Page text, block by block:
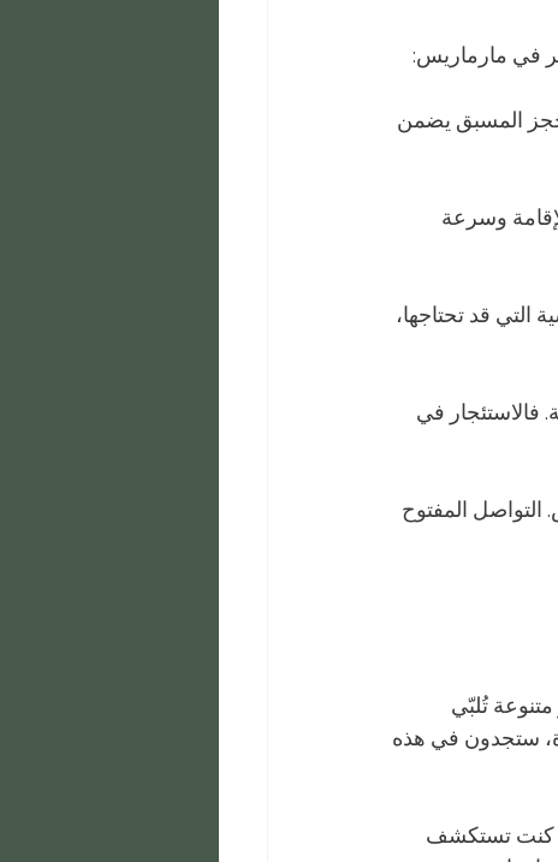
في مارماريس:
المسبق يضمن
وسرعة
التي قد تحتاجها،
فالاستئجار في
المفتوح
تُلبّي
ستجدون في هذه
كنت تستكشف